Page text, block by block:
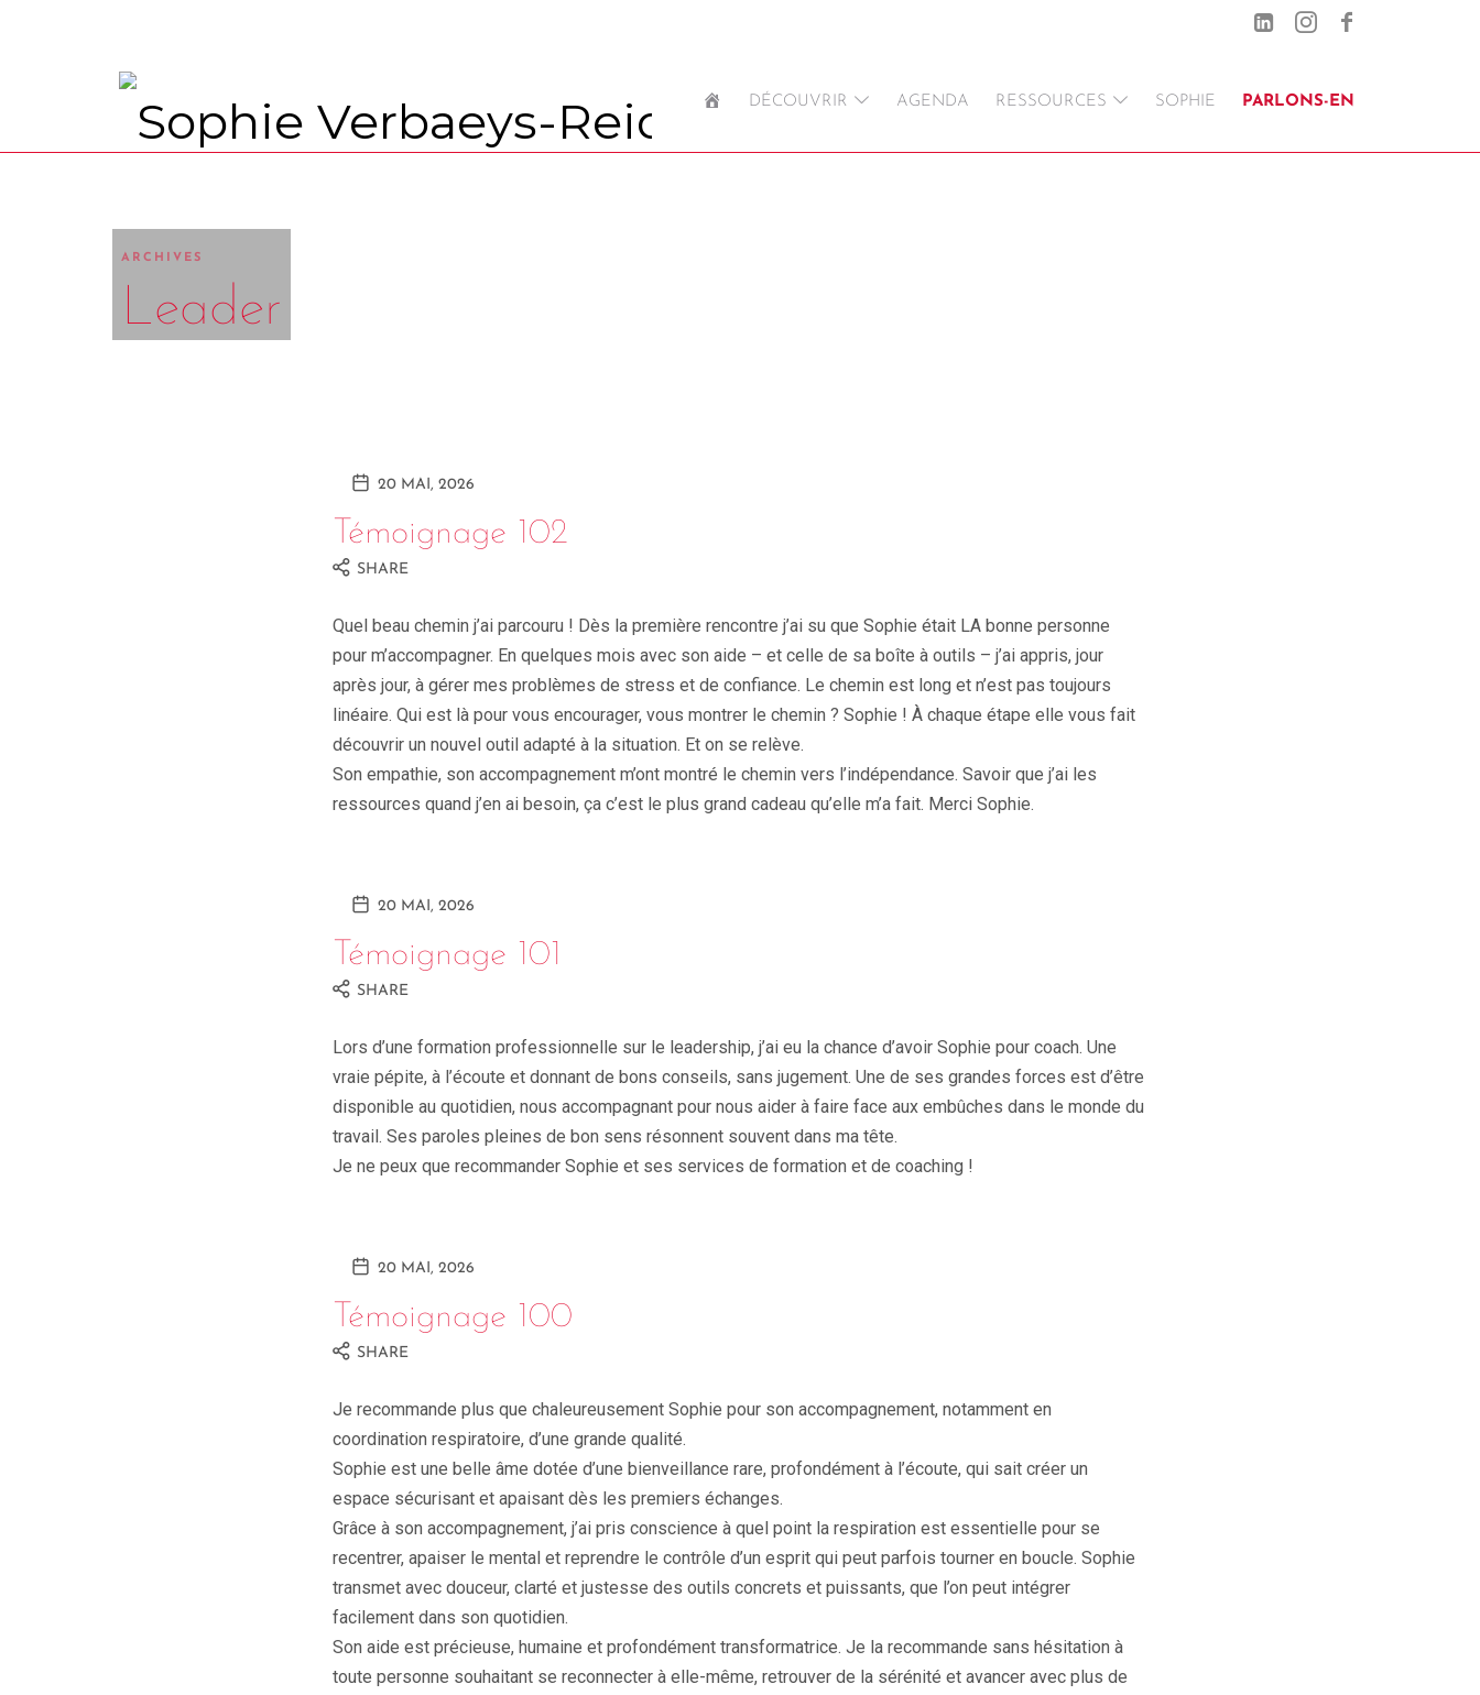
ACCUEIL
DÉCOUVRIR AGENDA RESSOURCES SOPHIE PARLONS-EN
ARCHIVES
Leader
20 MAI, 2026
Témoignage 102
SHARE
Quel beau chemin j’ai parcouru ! Dès la première rencontre j’ai su que Sophie était LA bonne personne
pour m’accompagner. En quelques mois avec son aide – et celle de sa boîte à outils – j’ai appris, jour
après jour, à gérer mes problèmes de stress et de confiance. Le chemin est long et n’est pas toujours
linéaire. Qui est là pour vous encourager, vous montrer le chemin ? Sophie ! À chaque étape elle vous fait
découvrir un nouvel outil adapté à la situation. Et on se relève.
Son empathie, son accompagnement m’ont montré le chemin vers l’indépendance. Savoir que j’ai les
ressources quand j’en ai besoin, ça c’est le plus grand cadeau qu’elle m’a fait. Merci Sophie.
20 MAI, 2026
Témoignage 101
SHARE
Lors d’une formation professionnelle sur le leadership, j’ai eu la chance d’avoir Sophie pour coach. Une
vraie pépite, à l’écoute et donnant de bons conseils, sans jugement. Une de ses grandes forces est d’être
disponible au quotidien, nous accompagnant pour nous aider à faire face aux embûches dans le monde du
travail. Ses paroles pleines de bon sens résonnent souvent dans ma tête.
Je ne peux que recommander Sophie et ses services de formation et de coaching !
20 MAI, 2026
Témoignage 100
SHARE
Je recommande plus que chaleureusement Sophie pour son accompagnement, notamment en
coordination respiratoire, d’une grande qualité.
Sophie est une belle âme dotée d’une bienveillance rare, profondément à l’écoute, qui sait créer un
espace sécurisant et apaisant dès les premiers échanges.
Grâce à son accompagnement, j’ai pris conscience à quel point la respiration est essentielle pour se
recentrer, apaiser le mental et reprendre le contrôle d’un esprit qui peut parfois tourner en boucle. Sophie
transmet avec douceur, clarté et justesse des outils concrets et puissants, que l’on peut intégrer
facilement dans son quotidien.
Son aide est précieuse, humaine et profondément transformatrice. Je la recommande sans hésitation à
toute personne souhaitant se reconnecter à elle-même, retrouver de la sérénité et avancer avec plus de